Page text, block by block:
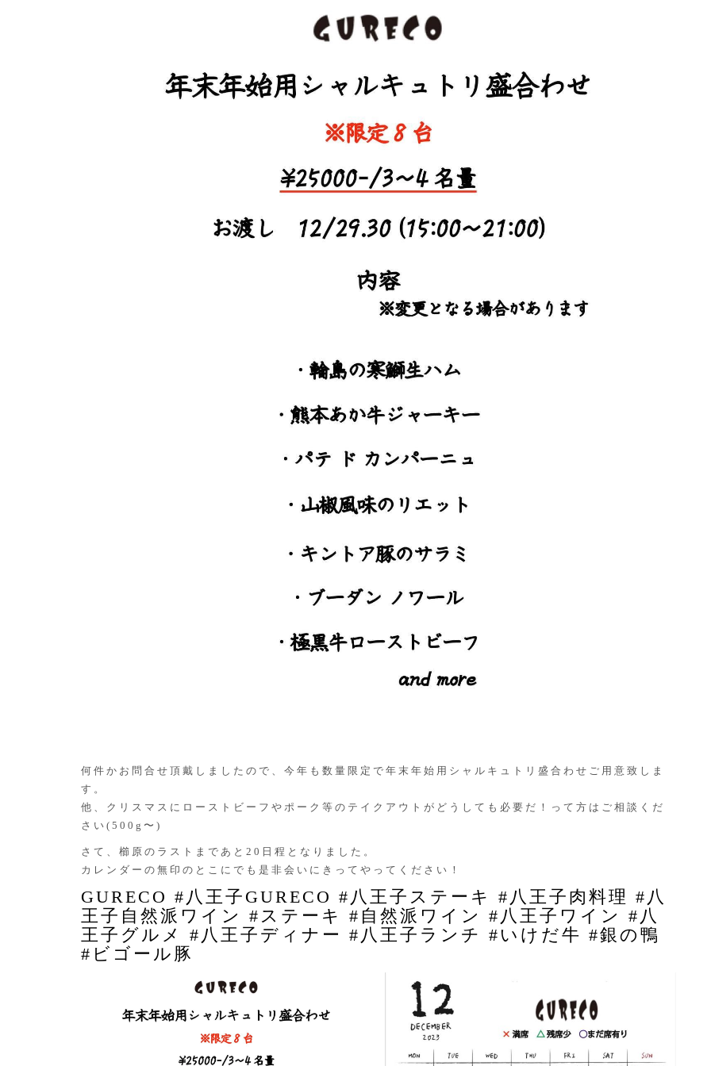
何件かお問合せ頂戴しましたので、今年も数量限定で年末年始用シャルキュトリ盛合わせご用意致しま
す。
他、クリスマスにローストビーフやポーク等のテイクアウトがどうしても必要だ！って方はご相談くだ
さい(500g〜)
さて、櫛原のラストまであと20日程となりました。
カレンダーの無印のとこにでも是非会いにきってやってください！
GURECO #八王子GURECO #八王子ステーキ #八王子肉料理 #八
王子自然派ワイン #ステーキ #自然派ワイン #八王子ワイン #八
王子グルメ #八王子ディナー #八王子ランチ #いけだ牛 #銀の鴨
#ビゴール豚